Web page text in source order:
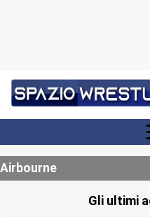
Airbourne
Gli ultimi